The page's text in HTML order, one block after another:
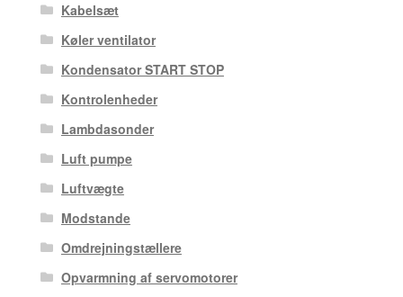
Kabelsæt
Køler ventilator
Kondensator START STOP
Kontrolenheder
Lambdasonder
Luft pumpe
Luftvægte
Modstande
Omdrejningstællere
Opvarmning af servomotorer